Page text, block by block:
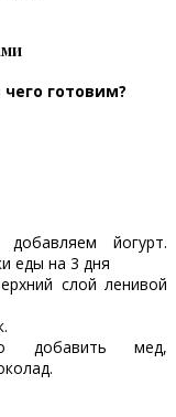
чего готовим?
йогурт.
слой ленивой
добавить мед,